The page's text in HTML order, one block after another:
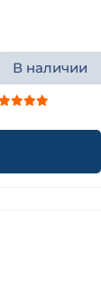
В наличии